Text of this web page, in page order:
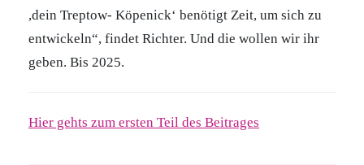
,dein Treptow- Köpenick‘ benötigt Zeit, um sich zu
entwickeln“, findet Richter. Und die wollen wir ihr
geben. Bis 2025.
Hier gehts zum ersten Teil des Beitrages